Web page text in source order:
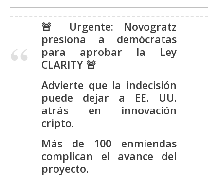
i
s
🚨 Urgente: Novogratz
presiona a demócratas
para aprobar la Ley
CLARITY 🚨
Advierte que la indecisión
puede dejar a EE. UU.
atrás en innovación
cripto.
Más de 100 enmiendas
complican el avance del
proyecto.